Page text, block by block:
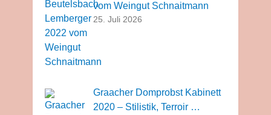
vom Weingut Schnaitmann
25. Juli 2026
Graacher Domprobst Kabinett
2020 – Stilistik, Terroir …